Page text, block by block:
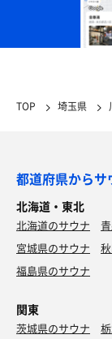
TOP 埼玉県
都道府県からサ
北海道・東北
北海道のサウナ
宮城県のサウナ
福島県のサウナ
関東
茨城県のサウナ